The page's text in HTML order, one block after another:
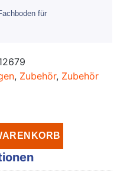
für
, Zubehör, Zubehör